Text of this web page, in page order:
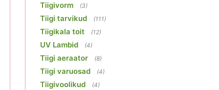
Tiigivorm (3)
Tiigi tarvikud (111)
Tiigikala toit (12)
UV Lambid (4)
Tiigi aeraator (8)
Tiigi varuosad (4)
Tiigivoolikud (4)